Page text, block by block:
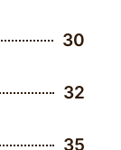
30
32
35